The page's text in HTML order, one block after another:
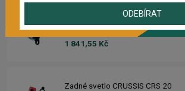
Predné svetlo CRUSSIS CRS 1200
1 841,55 Kč
Zadné svetlo CRUSSIS CRS 20
ODEBÍRAT